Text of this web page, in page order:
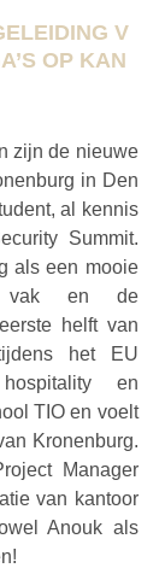
V
OP KAN
zijn de nieuwe
in Den
al kennis
Summit.
als een mooie
vak en de
helft van
het EU
en
TIO en voelt
Kronenburg.
Manager
van kantoor
Anouk als